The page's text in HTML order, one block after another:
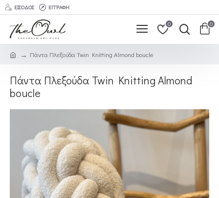
ΕΊΣΟΔΟΣ ΕΓΓΡΑΦΉ
0 0
Πάντα Πλεξούδα Twin Knitting Almond boucle
Πάντα Πλεξούδα Twin Knitting Almond
boucle